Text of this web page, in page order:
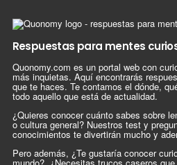
Respuestas para mentes
Quonomy.com es un portal web con
más inquietas. Aquí encontrarás
que te haces. Te contamos el dónde,
todo aquello que está de actualidad.
¿Quieres conocer cuánto sabes sobre
o cultura general? Nuestros test y
conocimientos te divertirán mucho y
Pero además, ¿Te gustaría conocer